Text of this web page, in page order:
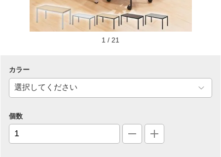
1 / 21
カラー
個数